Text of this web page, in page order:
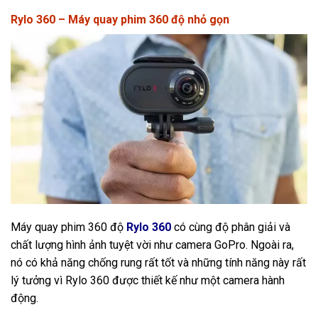
Rylo 360 – Máy quay phim 360 độ nhỏ gọn
Máy quay phim 360 độ Rylo 360 có cùng độ phân giải và
chất lượng hình ảnh tuyệt vời như camera GoPro. Ngoài ra,
nó có khả năng chống rung rất tốt và những tính năng này rất
lý tưởng vì Rylo 360 được thiết kế như một camera hành
động.